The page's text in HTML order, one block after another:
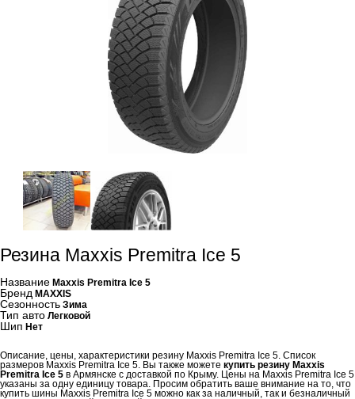
Резина Maxxis Premitra Ice 5
Название Maxxis Premitra Ice 5
Бренд MAXXIS
Сезонность Зима
Тип авто Легковой
Шип Нет
Описание, цены, характеристики резину Maxxis Premitra Ice 5. Список
размеров Maxxis Premitra Ice 5. Вы также можете купить резину Maxxis
Premitra Ice 5 в Армянске с доставкой по Крыму. Цены на Maxxis Premitra Ice 5
указаны за одну единицу товара. Просим обратить ваше внимание на то, что
купить шины Maxxis Premitra Ice 5 можно как за наличный, так и безналичный